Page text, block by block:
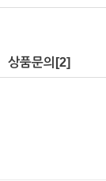
상품문의 [2]